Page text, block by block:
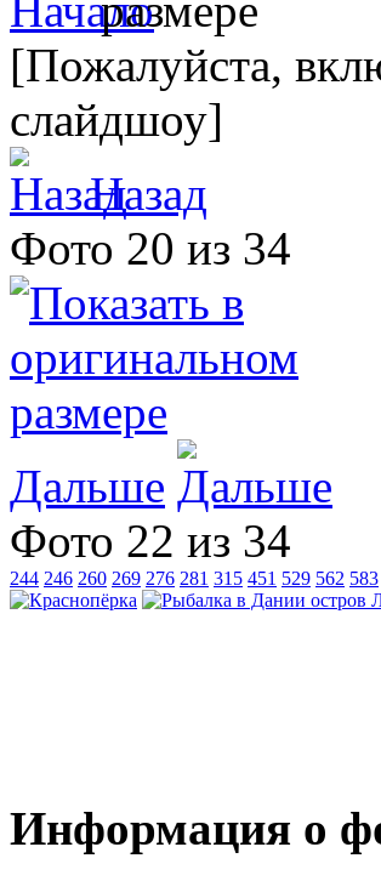
[Пожалуйста,
слайдшоу]
Назад
Фото 20 из 34
Дальше
Фото 22 из 34
244 246 260 269 276 281 315 451 529 562 583
Информация о